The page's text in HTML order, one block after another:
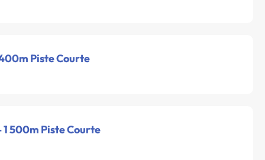
Piste Courte
500m Piste Courte